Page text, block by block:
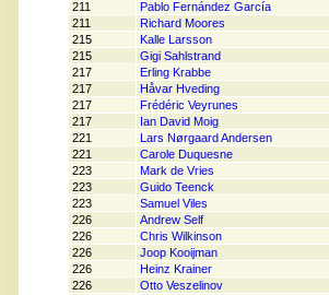
211
Pablo Fernández García
211
Richard Moores
215
Kalle Larsson
215
Gigi Sahlstrand
217
Erling Krabbe
217
Håvar Hveding
217
Frédéric Veyrunes
217
Ian David Moig
221
Lars Nørgaard Andersen
221
Carole Duquesne
223
Mark de Vries
223
Guido Teenck
223
Samuel Viles
226
Andrew Self
226
Chris Wilkinson
226
Joop Kooijman
226
Heinz Krainer
226
Otto Veszelinov